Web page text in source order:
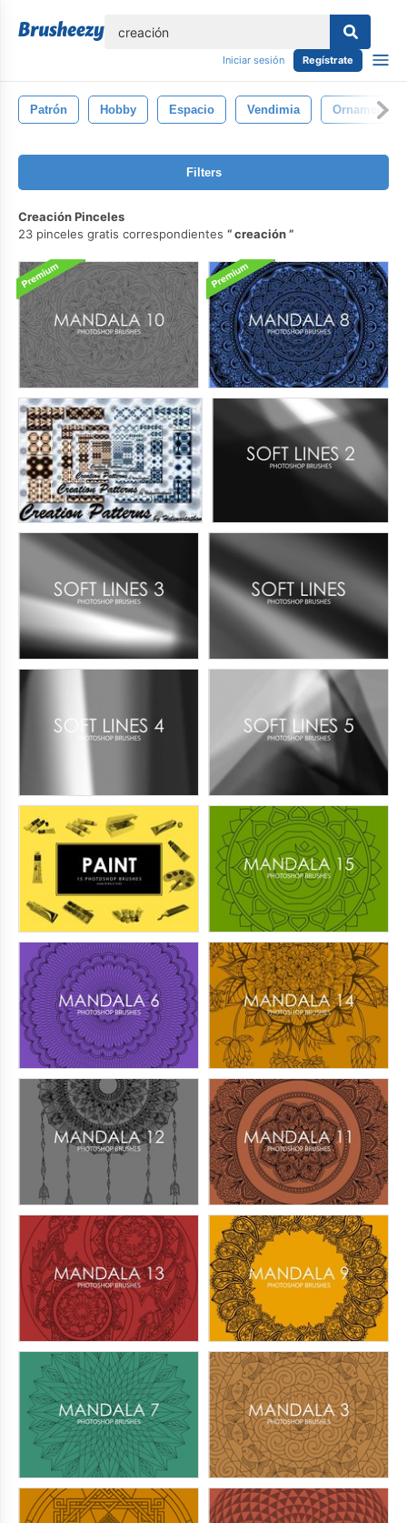
Iniciar sesión Regístrate
Patrón Hobby Espacio Vendimia Ornamento
Filters
Creación Pinceles
23 pinceles gratis correspondientes
creación